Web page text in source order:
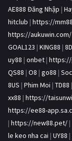
AE888 Đăng Nhập |
hitclub | https://
https://aukuwin.com/
GOAL123 | KING88 |
uy88 | onbet |
QS88 | O8 | go88 |
8US | Phim Moi | TD88 |
xx88 | https://
https://ee88-
| https://new88.pet/ |
le keo nha cai | UY88 |